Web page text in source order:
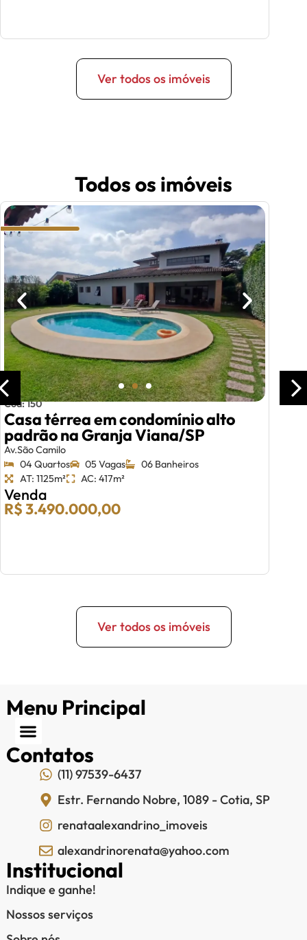
Ver todos os imóveis
Todos os imóveis
Cód: 150
Casa térrea em condomínio alto
padrão na Granja Viana/SP
Av.São Camilo
04 Quartos
05 Vagas
06 Banheiros
AT: 1125m²
AC: 417m²
Venda
R$ 3.490.000,00
Ver todos os imóveis
Menu Principal
Contatos
(11) 97539-6437
Estr. Fernando Nobre, 1089 - Cotia, SP
renataalexandrino_imoveis
alexandrinorenata@yahoo.com
Institucional
Indique e ganhe!
Nossos serviços